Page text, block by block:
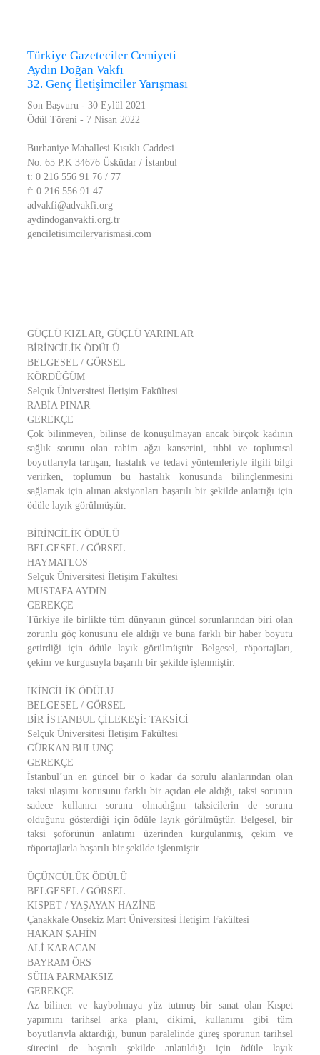
Türkiye Gazeteciler Cemiyeti
Aydın Doğan Vakfı
32. Genç İletişimciler Yarışması
Son Başvuru - 30 Eylül 2021
Ödül Töreni - 7 Nisan 2022
Burhaniye Mahallesi Kısıklı Caddesi
No: 65 P.K 34676 Üsküdar / İstanbul
t: 0 216 556 91 76 / 77
f: 0 216 556 91 47
advakfi@advakfi.org
aydindoganvakfi.org.tr
genciletisimcileryarismasi.com
GÜÇLÜ KIZLAR, GÜÇLÜ YARINLAR
BİRİNCİLİK ÖDÜLÜ
BELGESEL / GÖRSEL
KÖRDÜĞÜM
Selçuk Üniversitesi İletişim Fakültesi
RABİA PINAR
GEREKÇE
Çok bilinmeyen, bilinse de konuşulmayan ancak birçok kadının
sağlık sorunu olan rahim ağzı kanserini, tıbbi ve toplumsal
boyutlarıyla tartışan, hastalık ve tedavi yöntemleriyle ilgili bilgi
verirken, toplumun bu hastalık konusunda bilinçlenmesini
sağlamak için alınan aksiyonları başarılı bir şekilde anlattığı için
ödüle layık görülmüştür.
BİRİNCİLİK ÖDÜLÜ
BELGESEL / GÖRSEL
HAYMATLOS
Selçuk Üniversitesi İletişim Fakültesi
MUSTAFA AYDIN
GEREKÇE
Türkiye ile birlikte tüm dünyanın güncel sorunlarından biri olan
zorunlu göç konusunu ele aldığı ve buna farklı bir haber boyutu
getirdiği için ödüle layık görülmüştür. Belgesel, röportajları,
çekim ve kurgusuyla başarılı bir şekilde işlenmiştir.
İKİNCİLİK ÖDÜLÜ
BELGESEL / GÖRSEL
BİR İSTANBUL ÇİLEKEŞİ: TAKSİCİ
Selçuk Üniversitesi İletişim Fakültesi
GÜRKAN BULUNÇ
GEREKÇE
İstanbul’un en güncel bir o kadar da sorulu alanlarından olan
taksi ulaşımı konusunu farklı bir açıdan ele aldığı, taksi sorunun
sadece kullanıcı sorunu olmadığını taksicilerin de sorunu
olduğunu gösterdiği için ödüle layık görülmüştür. Belgesel, bir
taksi şoförünün anlatımı üzerinden kurgulanmış, çekim ve
röportajlarla başarılı bir şekilde işlenmiştir.
ÜÇÜNCÜLÜK ÖDÜLÜ
BELGESEL / GÖRSEL
KISPET / YAŞAYAN HAZİNE
Çanakkale Onsekiz Mart Üniversitesi İletişim Fakültesi
HAKAN ŞAHİN
ALİ KARACAN
BAYRAM ÖRS
SÜHA PARMAKSIZ
GEREKÇE
Az bilinen ve kaybolmaya yüz tutmuş bir sanat olan Kıspet
yapımını tarihsel arka planı, dikimi, kullanımı gibi tüm
boyutlarıyla aktardığı, bunun paralelinde güreş sporunun tarihsel
sürecini de başarılı şekilde anlatıldığı için ödüle layık